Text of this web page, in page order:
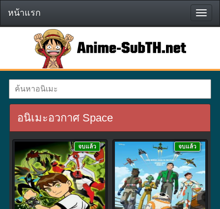
หน้า
แรก
หน้าแรก
อนิเมะอวกาศ Space
จบแล้ว จบแล้ว